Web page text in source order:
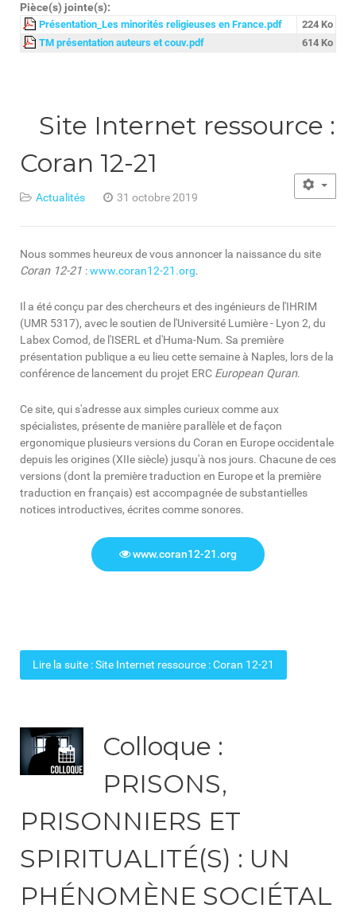
Pièce(s) jointe(s):
Présentation_Les minorités religieuses en France.pdf
224 Ko
TM présentation auteurs et couv.pdf
614 Ko
Site Internet ressource :
Coran 12-21
Actualités 31 octobre 2019
Nous sommes heureux de vous annoncer la naissance du site
Coran 12-21 :www.coran12-21.org.
Il a été conçu par des chercheurs et des ingénieurs de l'IHRIM
(UMR 5317), avec le soutien de l'Université Lumière - Lyon 2, du
Labex Comod, de l'ISERL et d'Huma-Num. Sa première
présentation publique a eu lieu cette semaine à Naples, lors de la
conférence de lancement du projet ERC European Quran.
Ce site, qui s'adresse aux simples curieux comme aux
spécialistes, présente de manière parallèle et de façon
ergonomique plusieurs versions du Coran en Europe occidentale
depuis les origines (XIIe siècle) jusqu'à nos jours. Chacune de ces
versions (dont la première traduction en Europe et la première
traduction en français) est accompagnée de substantielles
notices introductives, écrites comme sonores.
www.coran12-21.org
Lire la suite : Site Internet ressource : Coran 12-21
Colloque :
PRISONS,
PRISONNIERS ET
SPIRITUALITÉ(S) : UN
PHÉNOMÈNE SOCIÉTAL